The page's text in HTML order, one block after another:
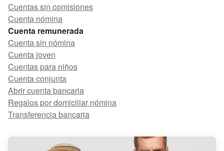
Cuentas sin comisiones
Cuenta nómina
Cuenta remunerada
Cuenta sin nómina
Cuenta joven
Cuentas para niños
Cuenta conjunta
Abrir cuenta bancaria
Regalos por domiciliar nómina
Transferencia bancaria